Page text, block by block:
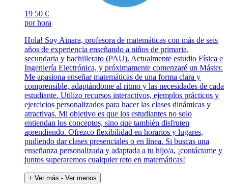
19 50 €
por hora
Hola! Soy Ainara, profesora de matemáticas con más de seis
años de experiencia enseñando a niños de primaria,
secundaria y bachillerato (PAU). Actualmente estudio Física e
Ingeniería Electrónica, y próximamente comenzaré un Máster.
Me apasiona enseñar matemáticas de una forma clara y
comprensible, adaptándome al ritmo y las necesidades de cada
estudiante. Utilizo recursos interactivos, ejemplos prácticos y
ejercicios personalizados para hacer las clases dinámicas y
atractivas. Mi objetivo es que los estudiantes no solo
entiendan los conceptos, sino que también disfruten
aprendiendo. Ofrezco flexibilidad en horarios y lugares,
pudiendo dar clases presenciales o en línea. Si buscas una
enseñanza personalizada y adaptada a tu hijo/a, ¡contáctame y
juntos superaremos cualquier reto en matemáticas!
+ Ver más - Ver menos